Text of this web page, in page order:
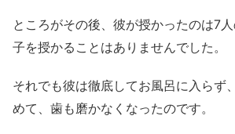
ところがその後、彼が授かったのは7
子を授かることはありませんでした。
それでも彼は徹底してお風呂に入らず
めて、歯も磨かなくなったのです。